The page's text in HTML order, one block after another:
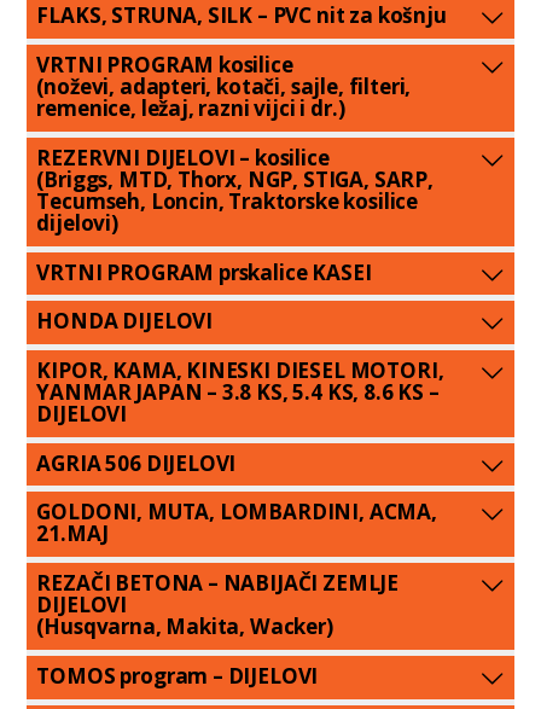
FLAKS, STRUNA, SILK – PVC nit za košnju
VRTNI PROGRAM kosilice
(noževi, adapteri, kotači, sajle, filteri,
remenice, ležaj, razni vijci i dr.)
REZERVNI DIJELOVI – kosilice
(Briggs, MTD, Thorx, NGP, STIGA, SARP,
Tecumseh, Loncin, Traktorske kosilice
dijelovi)
VRTNI PROGRAM prskalice KASEI
HONDA DIJELOVI
KIPOR, KAMA, KINESKI DIESEL MOTORI,
YANMAR JAPAN – 3.8 KS, 5.4 KS, 8.6 KS –
DIJELOVI
AGRIA 506 DIJELOVI
GOLDONI, MUTA, LOMBARDINI, ACMA,
21.MAJ
REZAČI BETONA – NABIJAČI ZEMLJE
DIJELOVI
(Husqvarna, Makita, Wacker)
TOMOS program – DIJELOVI